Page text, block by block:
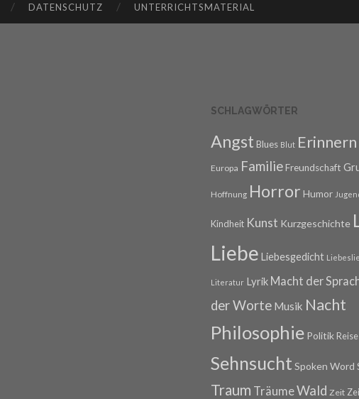
DATENSCHUTZ UNTERRICHTSMATERIAL
SCHLAGWÖRTER
Angst Blues Blut Erinnern
Europa FamilieFreundschaft
Hoffnung Horror Humor
Kindheit Kunst Kurzgeschichte
Liebe Liebesgedicht
Literatur Lyrik Macht der
der Worte Musik Nacht
Philosophie Politik Reise
Sehnsucht Spoken Word
Traum TräumeWald Zeit